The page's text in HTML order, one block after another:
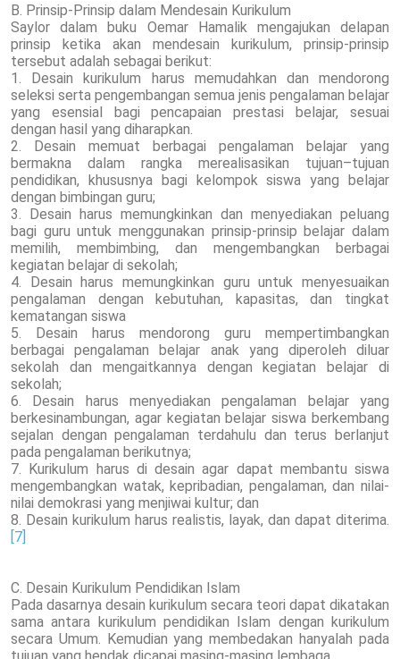
B. Prinsip-Prinsip dalam Mendesain Kurikulum
Saylor dalam buku Oemar Hamalik mengajukan delapan
prinsip ketika akan mendesain kurikulum, prinsip-prinsip
tersebut adalah sebagai berikut:
1. Desain kurikulum harus memudahkan dan mendorong
seleksi serta pengembangan semua jenis pengalaman belajar
yang esensial bagi pencapaian prestasi belajar, sesuai
dengan hasil yang diharapkan.
2. Desain memuat berbagai pengalaman belajar yang
bermakna dalam rangka merealisasikan tujuan–tujuan
pendidikan, khususnya bagi kelompok siswa yang belajar
dengan bimbingan guru;
3. Desain harus memungkinkan dan menyediakan peluang
bagi guru untuk menggunakan prinsip-prinsip belajar dalam
memilih, membimbing, dan mengembangkan berbagai
kegiatan belajar di sekolah;
4. Desain harus memungkinkan guru untuk menyesuaikan
pengalaman dengan kebutuhan, kapasitas, dan tingkat
kematangan siswa
5. Desain harus mendorong guru mempertimbangkan
berbagai pengalaman belajar anak yang diperoleh diluar
sekolah dan mengaitkannya dengan kegiatan belajar di
sekolah;
6. Desain harus menyediakan pengalaman belajar yang
berkesinambungan, agar kegiatan belajar siswa berkembang
sejalan dengan pengalaman terdahulu dan terus berlanjut
pada pengalaman berikutnya;
7. Kurikulum harus di desain agar dapat membantu siswa
mengembangkan watak, kepribadian, pengalaman, dan nilai-
nilai demokrasi yang menjiwai kultur; dan
8. Desain kurikulum harus realistis, layak, dan dapat diterima.
[7]
C. Desain Kurikulum Pendidikan Islam
Pada dasarnya desain kurikulum secara teori dapat dikatakan
sama antara kurikulum pendidikan Islam dengan kurikulum
secara Umum. Kemudian yang membedakan hanyalah pada